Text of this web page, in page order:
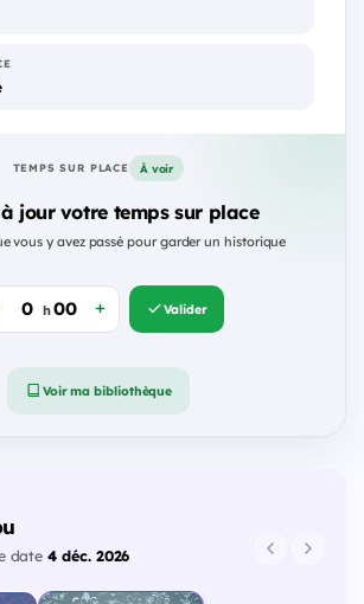
TEMPS SUR PLACE À voir
jour votre temps sur place
vous y avez passé pour garder un historique
h Valider
Voir ma bibliothèque
date4 déc. 2026